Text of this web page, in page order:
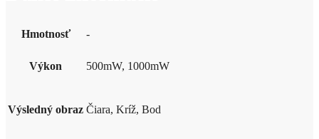
Hmotnosť -
Výkon 500mW, 1000mW
Výsledný obraz Čiara, Kríž, Bod